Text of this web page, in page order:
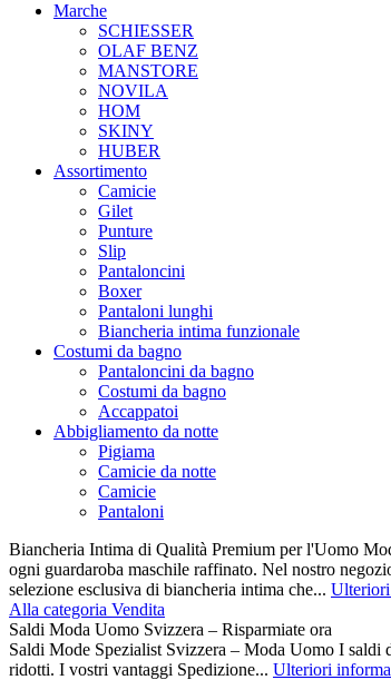
Marche
SCHIESSER
OLAF BENZ
MANSTORE
NOVILA
HOM
SKINY
HUBER
Assortimento
Camicie
Gilet
Punture
Slip
Pantaloncini
Boxer
Pantaloni lunghi
Biancheria intima funzionale
Costumi da bagno
Pantaloncini da bagno
Costumi da bagno
Accappatoi
Abbigliamento da notte
Pigiama
Camicie da notte
Camicie
Pantaloni
Biancheria Intima di Qualità Premium per l'Uomo
ogni guardaroba maschile raffinato. Nel nostro
selezione esclusiva di biancheria intima che...
Alla categoria Vendita
Saldi Moda Uomo Svizzera – Risparmiate ora
Saldi Mode Spezialist Svizzera – Moda Uomo I
ridotti. I vostri vantaggi Spedizione... Ulteriori